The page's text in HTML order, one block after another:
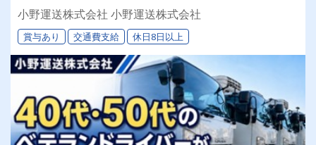
小野運送株式会社 小野運送株式会社
賞与あり 交通費支給 休日8日以上